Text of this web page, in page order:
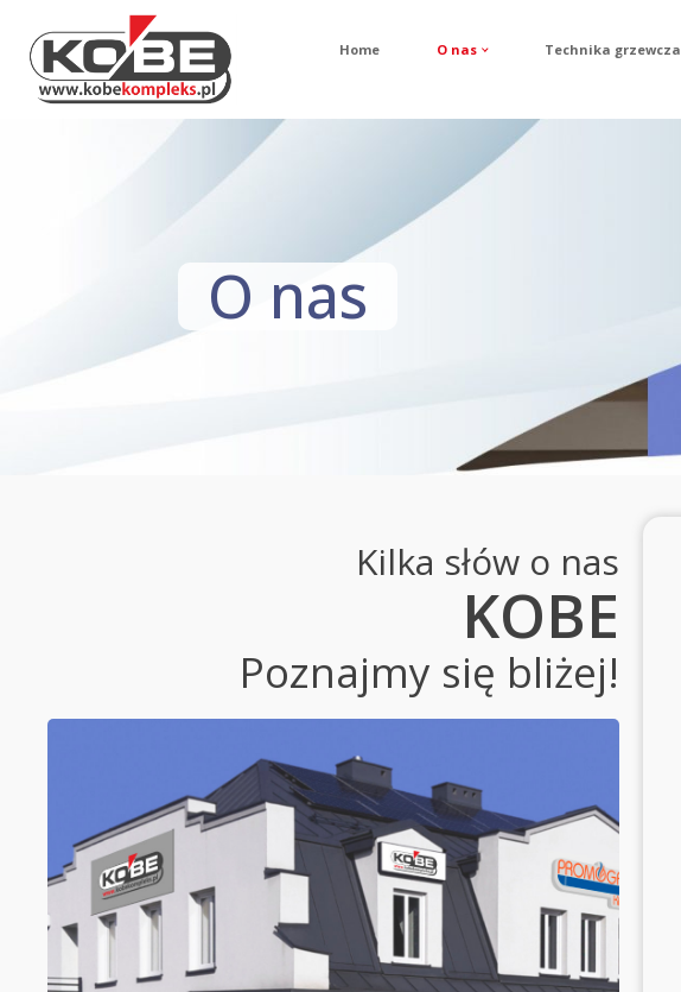
Home O nas Technika grzewcza
O nas
Kilka słów o nas
KOBE
Poznajmy się bliżej!